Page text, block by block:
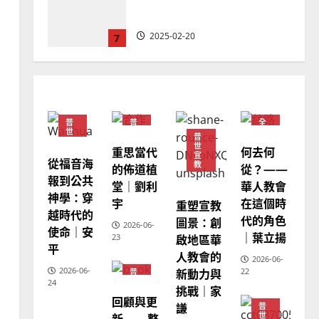
7 2025-02-20
2024-01-09
2
普世宣教
福音未及之民的定義、現況
及反思｜葉大銘
2025-02-18
3
普世宣教 神學教育
宣教的整全使命｜王永信
2025-02-18
普
世
從福音海
報到公共
神學：穿
越時代的
使命｜安
平
2026-06-
24
普
教
重思當代
的佈道植
堂｜劉利
宇
2026-06-
23
普
世
宣
教
重塑宣教
圖景：創
啟地區華
人教會的
新動力與
挑戰｜家
謙
全
人
教
會
普
世
宣
教
何去何
從？——
華人教會
在這個時
代的角色
｜葉立揚
2026-06-
22
普
教
回顧與更
普
世